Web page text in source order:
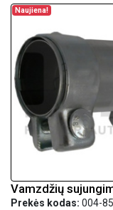
Naujiena!
Vamzdžių
Prekės kodas: 004-